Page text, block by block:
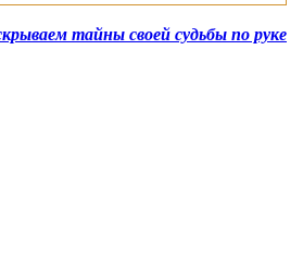
тайны своей судьбы по руке